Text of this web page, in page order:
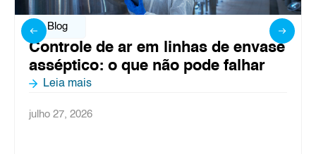
Blog
Controle de ar em linhas de envase
asséptico: o que não pode falhar
Leia mais
julho 27, 2026